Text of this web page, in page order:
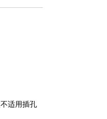
适用插孔